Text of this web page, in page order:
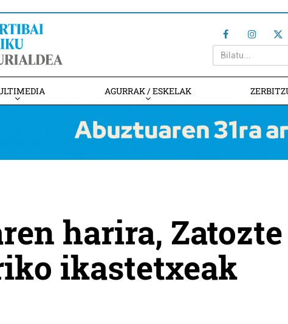
AGURRAK / ESKELAK
harira, Zatozte
ikastetxeak